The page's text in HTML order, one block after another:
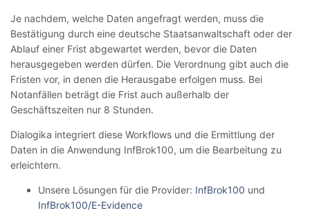
Je nachdem, welche Daten angefragt werden, muss die
Bestätigung durch eine deutsche Staatsanwaltschaft oder der
Ablauf einer Frist abgewartet werden, bevor die Daten
herausgegeben werden dürfen. Die Verordnung gibt auch die
Fristen vor, in denen die Herausgabe erfolgen muss. Bei
Notanfällen beträgt die Frist auch außerhalb der
Geschäftszeiten nur 8 Stunden.
Dialogika integriert diese Workflows und die Ermittlung der
Daten in die Anwendung InfBrok100, um die Bearbeitung zu
erleichtern.
Unsere Lösungen für die Provider: InfBrok100 und
InfBrok100/E-Evidence